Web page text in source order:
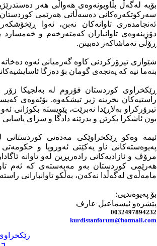
بۆیە لەگەڵ بڵاوبونەوەی هەواڵی هەر
سەرکوتکەرەکانی دەسەڵاتی هەرێمی
ئەنجامدەری تاوانەکان نەبن، ئه‌وا
دۆزینەوەی تاوانباران کەمتەرخەم و
ڕۆڵی تەماشاکەر دەبینن.
شێوازی تیرۆرکردنی کاوە گەرمیانی ئەوە
بنەما نیە کە پەنجەی گومان بۆ دەزگا
ڕێکخراوی کوردستان فۆروم لە بەلجیکا زۆر
راستیەکان بخرینە ژیر تیشکەوە. بۆئه‌وه‌ى
تیرۆرکراو به‌لاڕێدا نه‌برێت، پێویسته‌ بکوژانی
بون ئاشکرا بکرێن و بدرێنە دادگا و سزای
ئیمە وەکو ڕێکخراوێکی مەدەنی کوردستانی
پەیوەستەکانی ناو یەکێتی ئەوروپا و حکومەتی
مرۆڤ و ئازادیەکانی رادەربڕین لەو تاوانە
هەرێمی کوردستان بەو مەبەستەی کە ئەم
مامەڵەى لەگەڵدا نەکەن، به‌ڵکو تاوانبارانى
بۆ په‌یوه‌ندیی:
پێشره‌و ئیسماعیل عارف
0032497894232
kurdistanforum@hotmail.com